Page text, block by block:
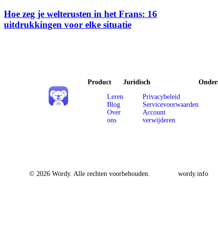
Hoe zeg je welterusten in het Frans: 16
uitdrukkingen voor elke situatie
Product
Leren
Blog
Over
ons
Juridisch
Privacybeleid
Servicevoorwaarden
Account
verwijderen
© 2026 Wordy. Alle rechten voorbehouden. wordy.info